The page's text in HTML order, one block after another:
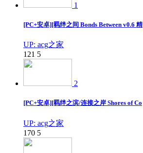
1
[PC+安卓][羁绊之间 Bonds Between v0.6 精
UP: acg之家
121 5
2
[PC+安卓][羁绊之滨/连接之岸 Shores of Co
UP: acg之家
170 5